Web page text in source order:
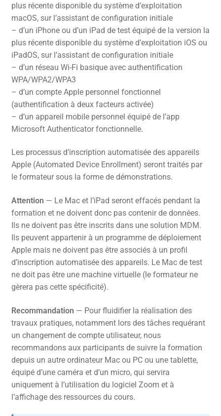
plus récente disponible du système d’exploitation
macOS, sur l’assistant de configuration initiale
– d’un iPhone ou d’un iPad de test équipé de la version la
plus récente disponible du système d’exploitation iOS ou
iPadOS, sur l’assistant de configuration initiale
– d’un réseau Wi-Fi basique avec authentification
WPA/WPA2/WPA3
– d’un compte Apple personnel fonctionnel
(authentification à deux facteurs activée)
– d’un appareil mobile personnel équipé de l’app
Microsoft Authenticator fonctionnelle.
Les processus d’inscription automatisée des appareils
Apple (Automated Device Enrollment) seront traités par
le formateur sous la forme de démonstrations.
Attention — Le Mac et l’iPad seront effacés pendant la
formation et ne doivent donc pas contenir de données.
Ils ne doivent pas être inscrits dans une solution MDM.
Ils peuvent appartenir à un programme de déploiement
Apple mais ne doivent pas être associés à un profil
d’inscription automatisée des appareils. Le Mac de test
ne doit pas être une machine virtuelle (le formateur ne
gèrera pas cette spécificité).
Recommandation — Pour fluidifier la réalisation des
travaux pratiques, notamment lors des tâches requérant
un changement de compte utilisateur, nous
recommandons aux participants de suivre la formation
depuis un autre ordinateur Mac ou PC ou une tablette,
équipé d’une caméra et d’un micro, qui servira
uniquement à l’utilisation du logiciel Zoom et à
l’affichage des ressources du cours.